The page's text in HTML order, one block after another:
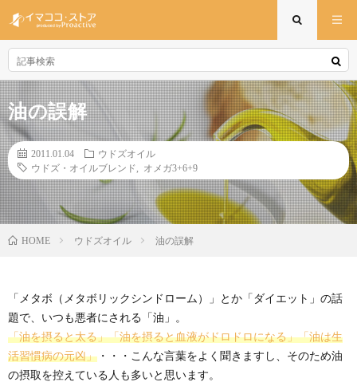
油の誤解
2011.01.04
ウドズオイル
ウドズ・オイルブレンド
オメガ3+6+9
HOME ウドズオイル 油の誤解
「メタボ（メタボリックシンドローム）」とか「ダイエット」の話
題で、いつも悪者にされる「油」。
「油を摂ると太る」「油を摂ると血液がドロドロになる」「油は生
活習慣病の元凶」 ・・・こんな言葉をよく聞きますし、そのため油
の摂取を控えている人も多いと思います。